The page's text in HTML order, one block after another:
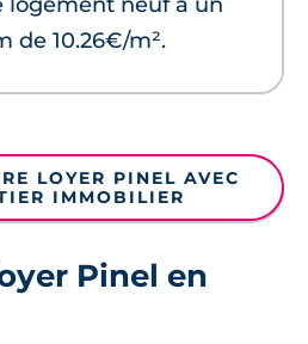
de 10.26€/m².
LOYER PINEL AVEC
IMMOBILIER
Pinel en